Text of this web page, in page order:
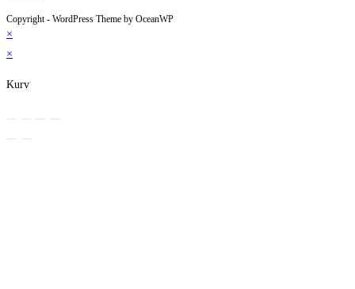
Copyright - WordPress Theme by OceanWP
×
×
Kurv